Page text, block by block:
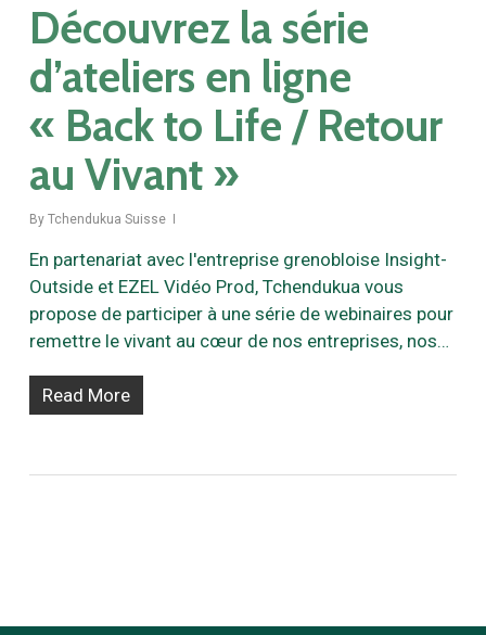
Découvrez la série
d’ateliers en ligne
« Back to Life / Retour
au Vivant »
By Tchendukua Suisse
En partenariat avec l'entreprise grenobloise Insight-
Outside et EZEL Vidéo Prod, Tchendukua vous
propose de participer à une série de webinaires pour
remettre le vivant au cœur de nos entreprises, nos…
Read More